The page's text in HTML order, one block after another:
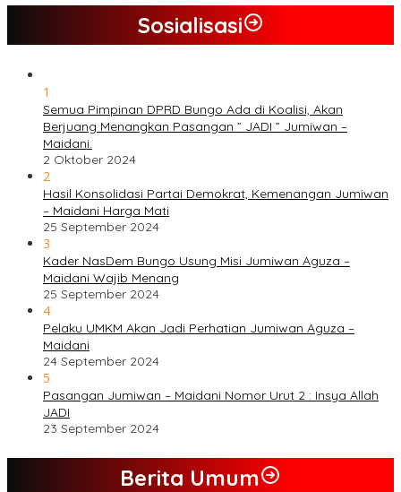
Sosialisasi
1
Semua Pimpinan DPRD Bungo Ada di Koalisi, Akan
Berjuang Menangkan Pasangan ” JADI ” Jumiwan –
Maidani.
2 Oktober 2024
2
Hasil Konsolidasi Partai Demokrat, Kemenangan Jumiwan
– Maidani Harga Mati
25 September 2024
3
Kader NasDem Bungo Usung Misi Jumiwan Aguza –
Maidani Wajib Menang
25 September 2024
4
Pelaku UMKM Akan Jadi Perhatian Jumiwan Aguza –
Maidani
24 September 2024
5
Pasangan Jumiwan – Maidani Nomor Urut 2 : Insya Allah
JADI
23 September 2024
Berita Umum